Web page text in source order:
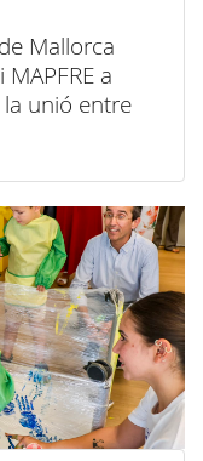
Mallorca
a
unió entre